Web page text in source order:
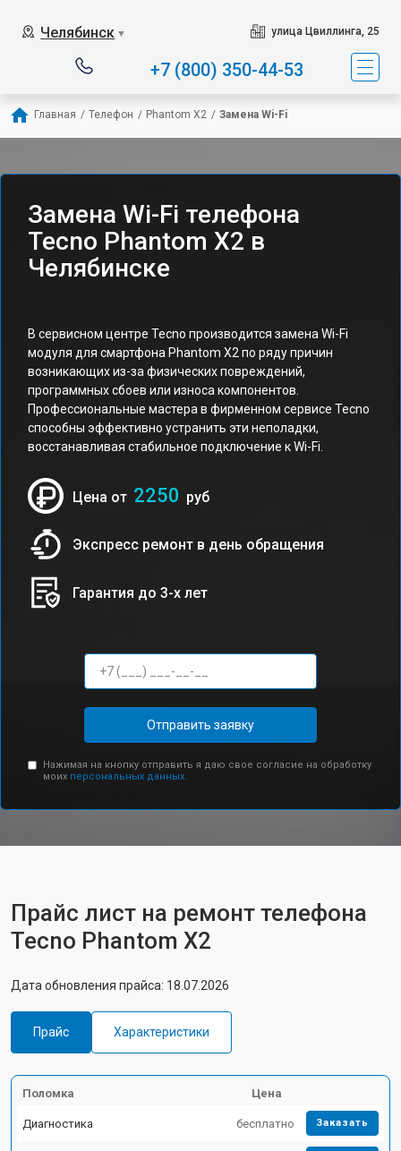
Челябинск ▼ улица Цвиллинга, 25
+7 (800) 350-44-53
Главная / Телефон / Phantom X2 / Замена Wi-Fi
Замена Wi-Fi телефона
Tecno Phantom X2 в
Челябинске
В сервисном центре Tecno производится замена Wi-Fi
модуля для смартфона Phantom X2 по ряду причин
возникающих из-за физических повреждений,
программных сбоев или износа компонентов.
Профессиональные мастера в фирменном сервисе Tecno
способны эффективно устранить эти неполадки,
восстанавливая стабильное подключение к Wi-Fi.
Цена от 2250 руб
Экспресс ремонт в день обращения
Гарантия до 3-х лет
Отправить заявку
Нажимая на кнопку отправить я даю свое согласие на обработку
моих персональных данных.
Прайс лист на ремонт телефона
Tecno Phantom X2
Дата обновления прайса: 18.07.2026
Прайс Характеристики
Поломка Цена
Диагностика бесплатно Заказать